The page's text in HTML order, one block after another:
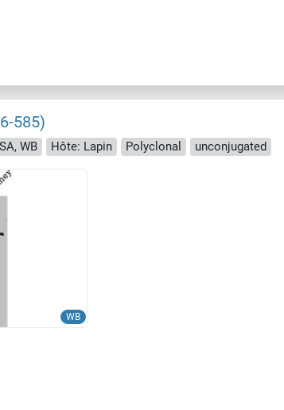
585)
WB Hôte: Lapin Polyclonal unconjugated
WB